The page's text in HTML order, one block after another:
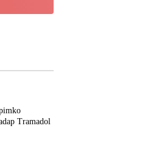
Tramadol